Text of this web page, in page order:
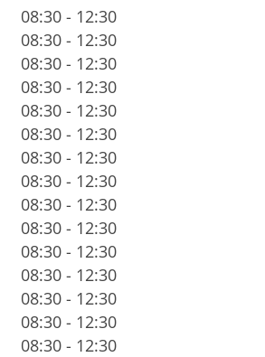
08:30 - 12:30
08:30 - 12:30
08:30 - 12:30
08:30 - 12:30
08:30 - 12:30
08:30 - 12:30
08:30 - 12:30
08:30 - 12:30
08:30 - 12:30
08:30 - 12:30
08:30 - 12:30
08:30 - 12:30
08:30 - 12:30
08:30 - 12:30
08:30 - 12:30